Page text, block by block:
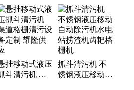
挂移动式液压
斗清污机 渠
抓斗清污机 不
锈钢液压移动自